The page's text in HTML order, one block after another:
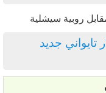
تايواني جديد